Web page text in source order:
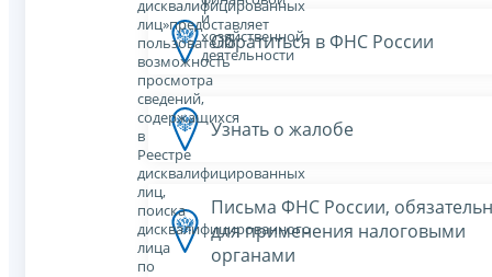
дисквалифицированных
лиц»предоставляет
пользователю
возможность
просмотра
сведений,
содержащихся
в
Реестре
дисквалифицированных
лиц,
поиска
дисквалифицированного
лица
по
и
хозяйственной
деятельности
Обратиться в ФНС России
Узнать о жалобе
Письма ФНС России,
для применения налоговыми
органами